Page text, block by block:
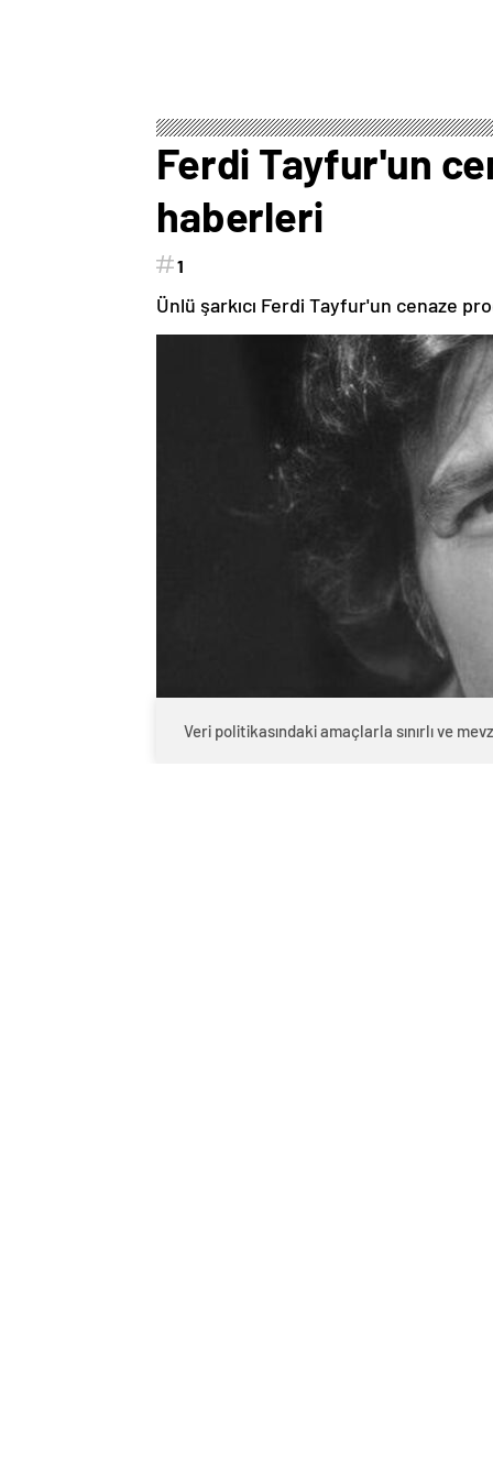
Ferdi Tayfur'un
haberleri
1
Ünlü şarkıcı Ferdi Tayfur'un cenaze
Veri politikasındaki amaçlarla sınırlı ve